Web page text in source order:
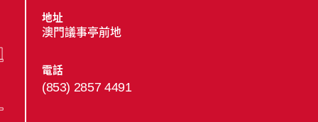
地址
澳門議事亭前地
電話
(853) 2857 4491